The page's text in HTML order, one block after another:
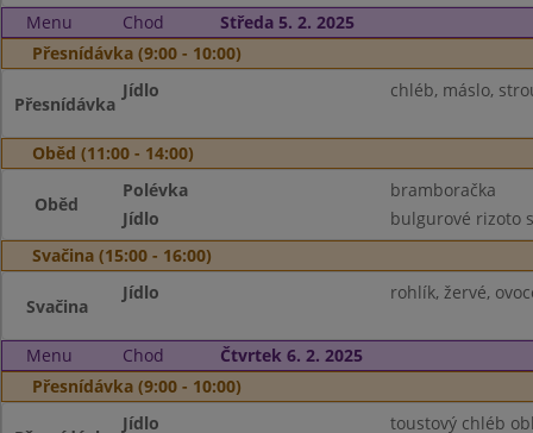
Menu Chod
Středa 5. 2. 2025
Přesnídávka (9:00 - 10:00)
Přesnídávka
Jídlo chléb, máslo,
Oběd (11:00 - 14:00)
Oběd
Polévka
bramboračka
Jídlo
bulgurové rizoto
Svačina (15:00 - 16:00)
Svačina
Jídlo rohlík, žervé,
Menu Chod
Čtvrtek 6. 2. 2025
Přesnídávka (9:00 - 10:00)
Jídlo toustový chléb